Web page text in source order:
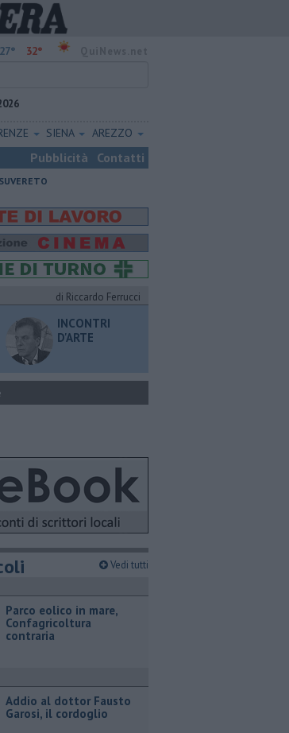
27° 32°
SIENA AREZZO
Pubblicità Contatti
SUVERETO
di Riccardo Ferrucci
INCONTRI
D'ARTE
Vedi tutti
Parco eolico in mare,
Confagricoltura
contraria
Addio al dottor Fausto
Garosi, il cordoglio